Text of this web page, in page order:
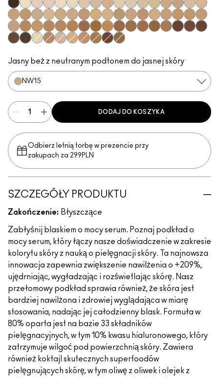
NC66NC7NW7NW8N10NW5NC10NW10N11NC11NC11.5
NW11NC12NC14.5
N12N18NW13
NC15NC16NC17NC17.5
NC18NW15NW18NC20NW20
NC25C3.5NW22NW25
NC27NC30NC35NC37
NC38NW35NC40NC42NW40NW43NW45NC45NC47NC50NW47
Jasny beż z neutranym podtonem do jasnej skóry
NW15
DODAJ DO KOSZYKA
Odbierz letnią torbę w prezencie przy
zakupach za 299PLN
SZCZEGÓŁY PRODUKTU
Zakończenie: Błyszczące
Zabłyśnij blaskiem o mocy serum. Poznaj podkład o
mocy serum, który łączy nasze doświadczenie w zakresie
kolorytu skóry z nauką o pielęgnacji skóry. Ta najnowsza
innowacja zapewnia zwiększenie nawilżenia o +209%,
ujędrniając, wygładzając i rozświetlając skórę. Nasz
przełomowy podkład sprawia również, że skóra jest
bardziej nawilżona i zdrowiej wyglądająca w miarę
stosowania, nadając jej całodzienny blask. Formuła w
80% oparta jest na bazie 33 składników
pielęgnacyjnych, w tym 10% kwasu hialuronowego, który
zatrzymuje wilgoć pod powierzchnią skóry. Zawiera
również koktajl skutecznych superfoodów
pielęgnujących skórę, w tym oliwę z oliwek i olejek z